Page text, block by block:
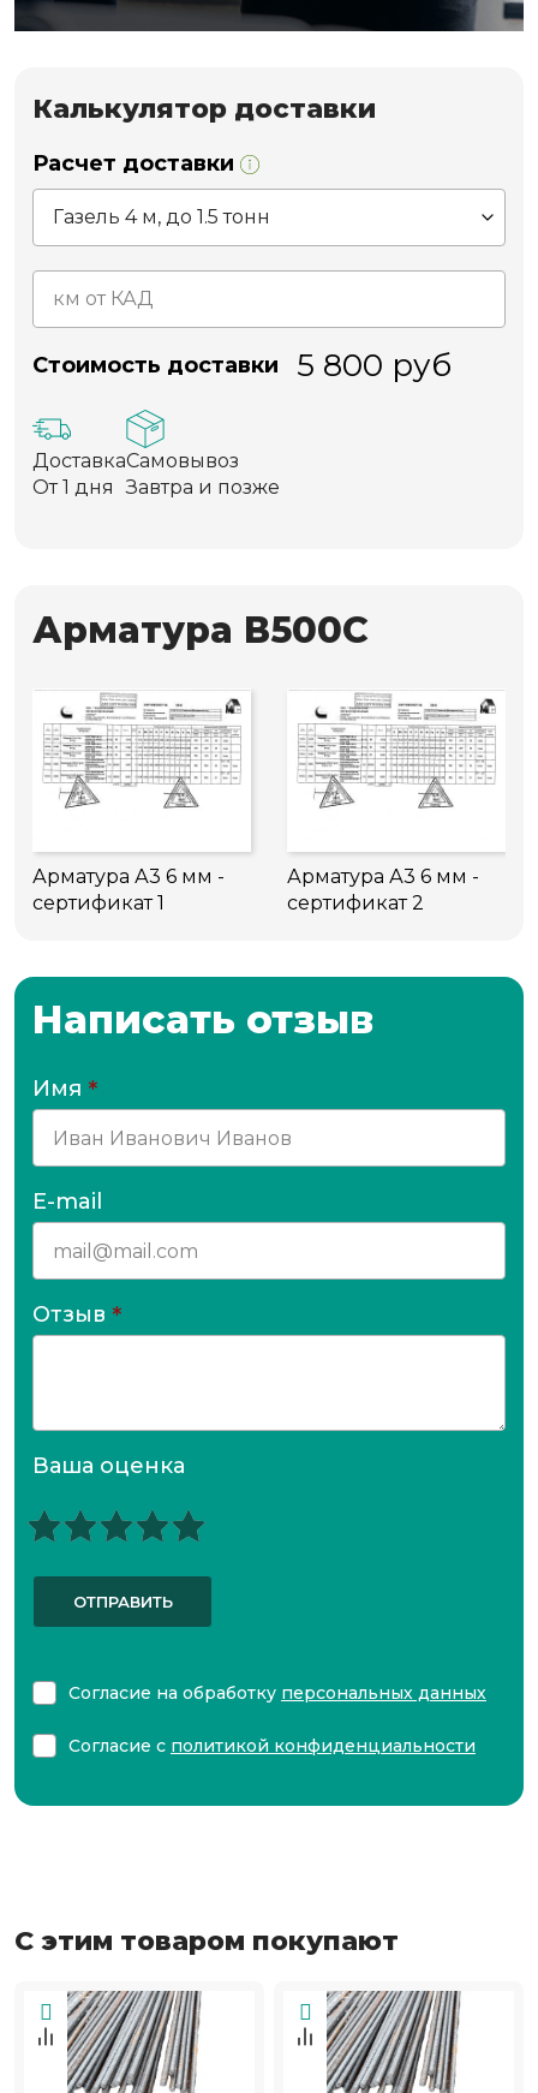
Калькулятор доставки
Расчет доставки
Стоимость доставки 5 800 руб
Доставка
От 1 дня
Самовывоз
Завтра и позже
Арматура В500С
Арматура А3 6 мм -
сертификат 1
Арматура А3 6 мм -
сертификат 2
Написать отзыв
Имя *
E-mail
Отзыв *
Ваша оценка
ОТПРАВИТЬ
Согласие на обработку персональных данных
Согласие с политикой конфиденциальности
С этим товаром покупают